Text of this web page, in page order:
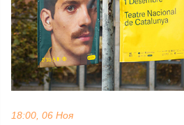
18:00, 06 Ноя